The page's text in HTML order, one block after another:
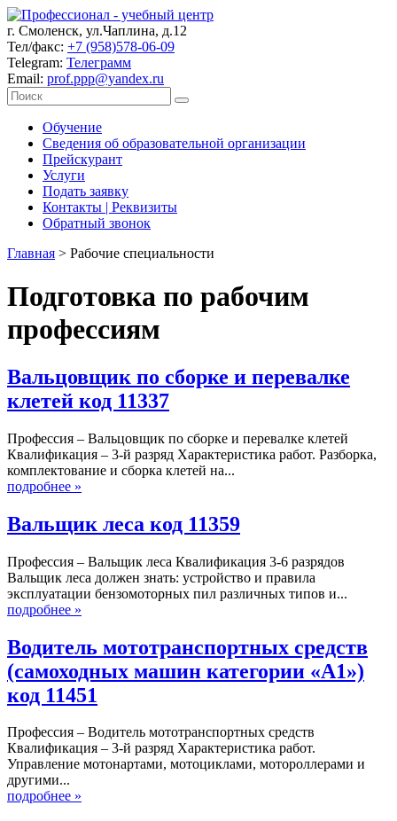
г. Смоленск, ул.Чаплина, д.12
Тел/факс: +7 (958)578-06-09
Telegram: Телеграмм
Email: prof.ppp@yandex.ru
Обучение
Сведения об образовательной организации
Прейскурант
Услуги
Подать заявку
Контакты | Реквизиты
Обратный звонок
Главная > Рабочие специальности
Подготовка по рабочим
профессиям
Вальцовщик по сборке и перевалке
клетей код 11337
Профессия – Вальцовщик по сборке и перевалке клетей
Квалификация – 3-й разряд Характеристика работ. Разборка,
комплектование и сборка клетей на...
подробнее »
Вальщик леса код 11359
Профессия – Вальщик леса Квалификация 3-6 разрядов
Вальщик леса должен знать: устройство и правила
эксплуатации бензомоторных пил различных типов и...
подробнее »
Водитель мототранспортных средств
(самоходных машин категории «А1»)
код 11451
Профессия – Водитель мототранспортных средств
Квалификация – 3-й разряд Характеристика работ.
Управление мотонартами, мотоциклами, мотороллерами и
другими...
подробнее »